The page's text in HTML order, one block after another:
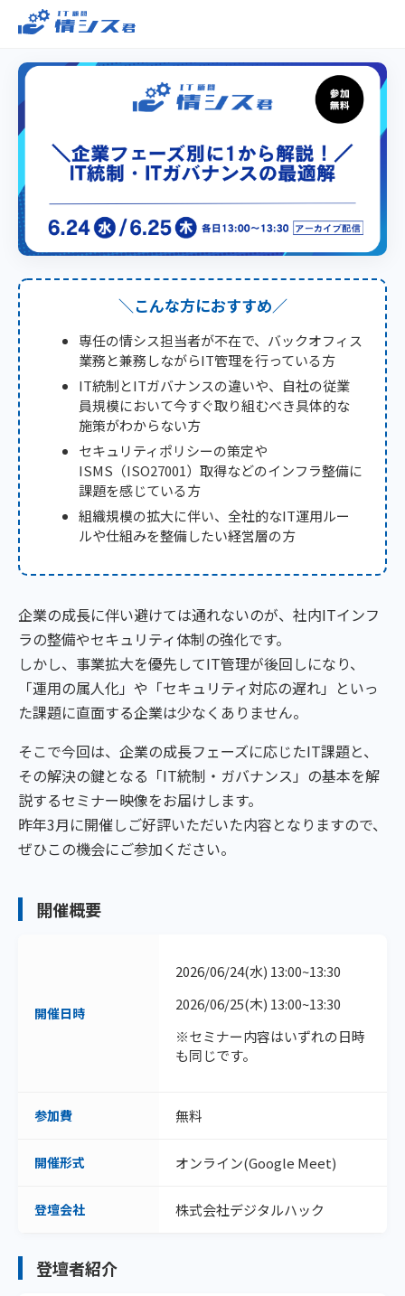
＼こんな方におすすめ／
専任の情シス担当者が不在で、バックオフィス
業務と兼務しながらIT管理を行っている方
IT統制とITガバナンスの違いや、自社の従業
員規模において今すぐ取り組むべき具体的な
施策がわからない方
セキュリティポリシーの策定や
ISMS（ISO27001）取得などのインフラ整備に
課題を感じている方
組織規模の拡大に伴い、全社的なIT運用ルー
ルや仕組みを整備したい経営層の方
企業の成長に伴い避けては通れないのが、社内ITインフ
ラの整備やセキュリティ体制の強化です。
しかし、事業拡大を優先してIT管理が後回しになり、
「運用の属人化」や「セキュリティ対応の遅れ」といっ
た課題に直面する企業は少なくありません。
そこで今回は、企業の成長フェーズに応じたIT課題と、
その解決の鍵となる「IT統制・ガバナンス」の基本を解
説するセミナー映像をお届けします。
昨年3月に開催しご好評いただいた内容となりますので、
ぜひこの機会にご参加ください。
開催概要
開催日時
2026/06/24(水) 13:00~13:30
2026/06/25(木) 13:00~13:30
※セミナー内容はいずれの日時
も同じです。
参加費 無料
開催形式 オンライン(Google Meet)
登壇会社 株式会社デジタルハック
登壇者紹介